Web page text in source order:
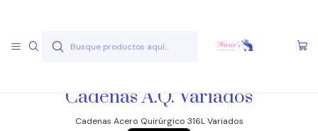
Inicio Joyas Acero Quirúgico Cadenas Acero Quirúgico
Cadenas A.Q. Variados
Cadenas A.Q. Variados
Cadenas Acero Quirúrgico 316L Variados